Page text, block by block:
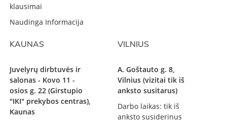
klausimai
Naudinga Informacija
KAUNAS
Juvelyrų dirbtuvės ir
salonas - Kovo 11 -
osios g. 22 (Girstupio
"IKI" prekybos centras),
Kaunas
VILNIUS
A. Goštauto g. 8,
Vilnius (vizitai tik iš
anksto susitarus)
Darbo laikas: tik iš
anksto susiderinus